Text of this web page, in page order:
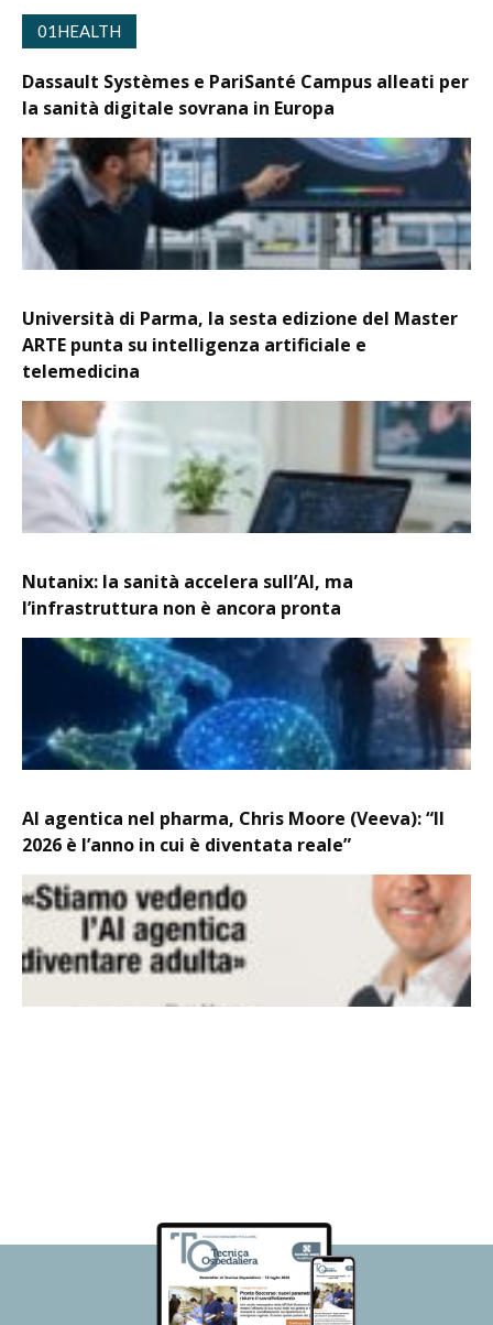
01HEALTH
Dassault Systèmes e PariSanté Campus alleati per
la sanità digitale sovrana in Europa
Università di Parma, la sesta edizione del Master
ARTE punta su intelligenza artificiale e
telemedicina
Nutanix: la sanità accelera sull’AI, ma
l’infrastruttura non è ancora pronta
AI agentica nel pharma, Chris Moore (Veeva): “Il
2026 è l’anno in cui è diventata reale”